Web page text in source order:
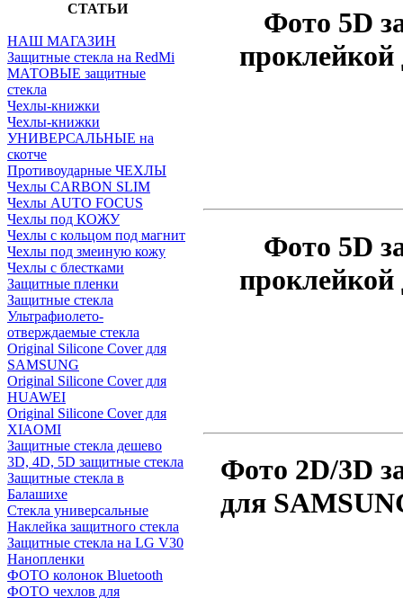
СТАТЬИ
НАШ МАГАЗИН
Защитные стекла на RedMi
МАТОВЫЕ защитные
стекла
Чехлы-книжки
Чехлы-книжки
УНИВЕРСАЛЬНЫЕ на
скотче
Противоударные ЧЕХЛЫ
Чехлы CARBON SLIM
Чехлы AUTO FOCUS
Чехлы под КОЖУ
Чехлы с кольцом под магнит
Чехлы под змеиную кожу
Чехлы с блестками
Защитные пленки
Защитные стекла
Ультрафиолето-
отверждаемые стекла
Original Silicone Cover для
SAMSUNG
Original Silicone Cover для
HUAWEI
Original Silicone Cover для
XIAOMI
Защитные стекла дешево
3D, 4D, 5D защитные стекла
Защитные стекла в
Балашихе
Стекла универсальные
Наклейка защитного стекла
Защитные стекла на LG V30
Нанопленки
ФОТО колонок Bluetooth
ФOTO чехлов для
Фото 5D
Фото 5D
Фото 2D/3D
для